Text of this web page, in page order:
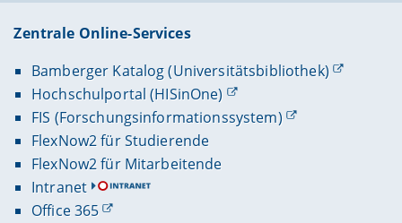
Zentrale Online-Services
Bamberger Katalog (Universitätsbibliothek)
Hochschulportal (HISinOne)
FIS (Forschungsinformationssystem)
FlexNow2 für Studierende
FlexNow2 für Mitarbeitende
Intranet
Office 365